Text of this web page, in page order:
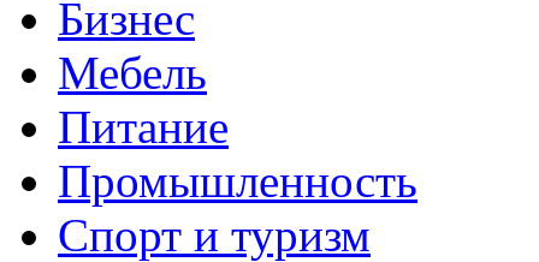
Бизнес
Мебель
Питание
Промышленность
Спорт и туризм